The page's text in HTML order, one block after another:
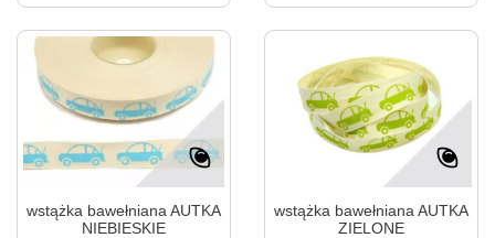
wstążka bawełniana AUTKA
NIEBIESKIE
wstążka bawełniana AUTKA
ZIELONE